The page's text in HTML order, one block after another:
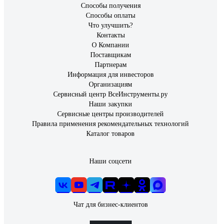
Способы получения
Способы оплаты
Что улучшить?
Контакты
О Компании
Поставщикам
Партнерам
Информация для инвесторов
Организациям
Сервисный центр ВсеИнструменты.ру
Наши закупки
Сервисные центры производителей
Правила применения рекомендательных технологий
Каталог товаров
Наши соцсети
Чат для бизнес-клиентов